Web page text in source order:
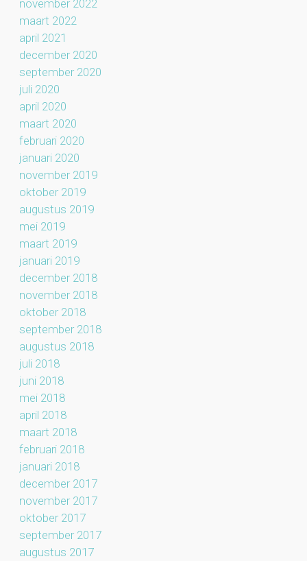
november 2022
maart 2022
april 2021
december 2020
september 2020
juli 2020
april 2020
maart 2020
februari 2020
januari 2020
november 2019
oktober 2019
augustus 2019
mei 2019
maart 2019
januari 2019
december 2018
november 2018
oktober 2018
september 2018
augustus 2018
juli 2018
juni 2018
mei 2018
april 2018
maart 2018
februari 2018
januari 2018
december 2017
november 2017
oktober 2017
september 2017
augustus 2017